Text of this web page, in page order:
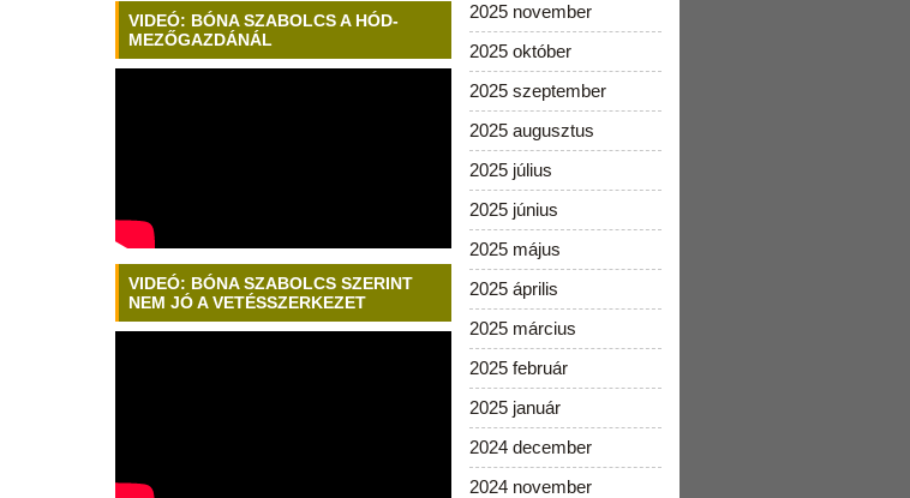
VIDEÓ: BÓNA SZABOLCS A HÓD-
MEZŐGAZDÁNÁL
VIDEÓ: BÓNA SZABOLCS SZERINT
NEM JÓ A VETÉSSZERKEZET
2025 november
2025 október
2025 szeptember
2025 augusztus
2025 július
2025 június
2025 május
2025 április
2025 március
2025 február
2025 január
2024 december
2024 november